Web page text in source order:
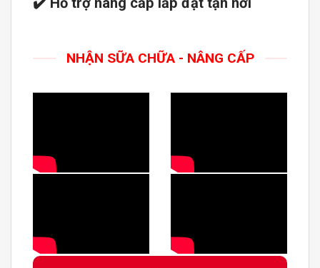
NHẬN SỮA CHỮA - NÂNG CẤP